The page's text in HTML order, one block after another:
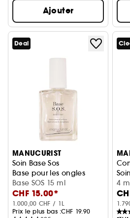
Ajouter
Deal
MANUCURIST
Soin Base Sos
Base pour les ongles
Base SOS 15 ml
CHF 15.00*
1.000,00 CHF / 1L
Prix le plus bas :CHF 19.90
4